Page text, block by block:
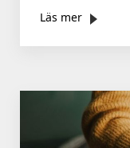
Läs mer